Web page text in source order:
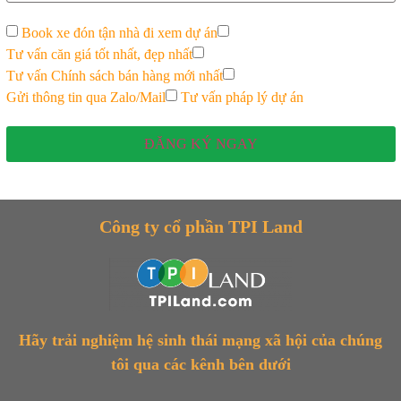
Book xe đón tận nhà đi xem dự án
Tư vấn căn giá tốt nhất, đẹp nhất
Tư vấn Chính sách bán hàng mới nhất
Gửi thông tin qua Zalo/Mail
Tư vấn pháp lý dự án
ĐĂNG KÝ NGAY
Công ty cổ phần TPI Land
Hãy trải nghiệm hệ sinh thái mạng xã hội của chúng
tôi qua các kênh bên dưới